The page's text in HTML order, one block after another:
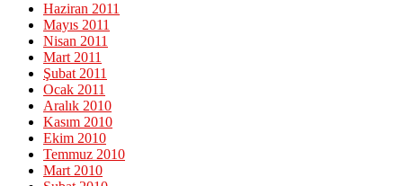
Haziran 2011
Mayıs 2011
Nisan 2011
Mart 2011
Şubat 2011
Ocak 2011
Aralık 2010
Kasım 2010
Ekim 2010
Temmuz 2010
Mart 2010